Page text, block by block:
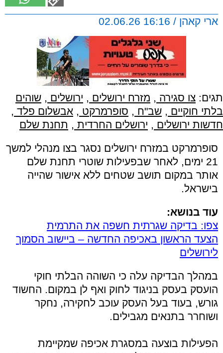
ארי קאהן / 16:16 02.06.26
תגים: צו סגירה , מזרח ירושלים , ירושלים , שוהים
בלתי חוקיים , שב"ח , סופרמרקט , אבשלום פלד ,
חדשות ירושלים , ירושלים החרדית , תחנת שלם
סופרמרקט במזרח ירושלים נסגר בצו מנהלי למשך
21 ימים, לאחר שבפעילות שוטרי תחנת שלם
אותר במקום תושב שטחים ללא אישור שהייה
בישראל.
עוד בנושא:
צפו: בדיקה שגרתית חשפה את התרמית
הצעד הראשון באכיפה החדשה – ביישוב הסמוך
לירושלים
במהלך הבדיקה עלה כי השוהה הבלתי חוקי
הועסק בעסק בניגוד לחוק ואף לן במקום. החשוד
גורש, בעוד בעל העסק עוכב לחקירה, נחקר
ושוחרר בתנאים מגבילים.
הפעילות בוצעה במסגרת אכיפה שמקיימת